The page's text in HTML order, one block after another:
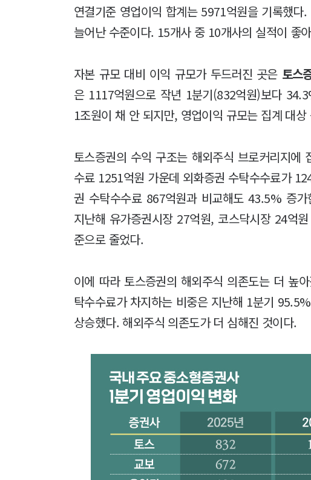
연결기준 영업이익 합계는 5971억원을 기록했
늘어난 수준이다. 15개사 중 10개사의 실적이 좋
자본 규모 대비 이익 규모가 두드러진 곳은 토스
은 1117억원으로 작년 1분기(832억원)보다
1조원이 채 안 되지만, 영업이익 규모는 집계 대
토스증권의 수익 구조는 해외주식 브로커리지
수료 1251억원 가운데 외화증권 수탁수수료가
권 수탁수수료 867억원과 비교해도 43.5% 증
지난해 유가증권시장 27억원, 코스닥시장 24억
준으로 줄었다.
이에 따라 토스증권의 해외주식 의존도는 더 높
탁수수료가 차지하는 비중은 지난해 1분기
상승했다. 해외주식 의존도가 더 심해진 것이다.